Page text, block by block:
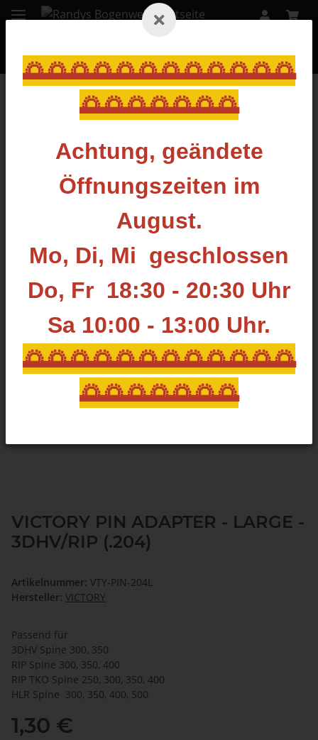
🌅🌅🌅🌅🌅🌅🌅🌅🌅🌅🌅🌅
🌅🌅🌅🌅🌅🌅🌅
Achtung, geändete
Öffnungszeiten im
August.
Mo, Di, Mi geschlossen
Do, Fr 18:30 - 20:30 Uhr
Sa 10:00 - 13:00 Uhr.
🌅🌅🌅🌅🌅🌅🌅🌅🌅🌅🌅🌅
🌅🌅🌅🌅🌅🌅🌅
Zurück zur Liste Inserts & Pins
VICTORY PIN ADAPTER - LARGE -
3DHV/RIP (.204)
Artikelnummer: VTY-PIN-204L
Hersteller: VICTORY
Passend für
3DHV Spine 300, 350
RIP Spine 300, 350, 400
RIP TKO Spine 250, 300, 350, 400
HLR Spine 300, 350, 400, 500
1,30 €